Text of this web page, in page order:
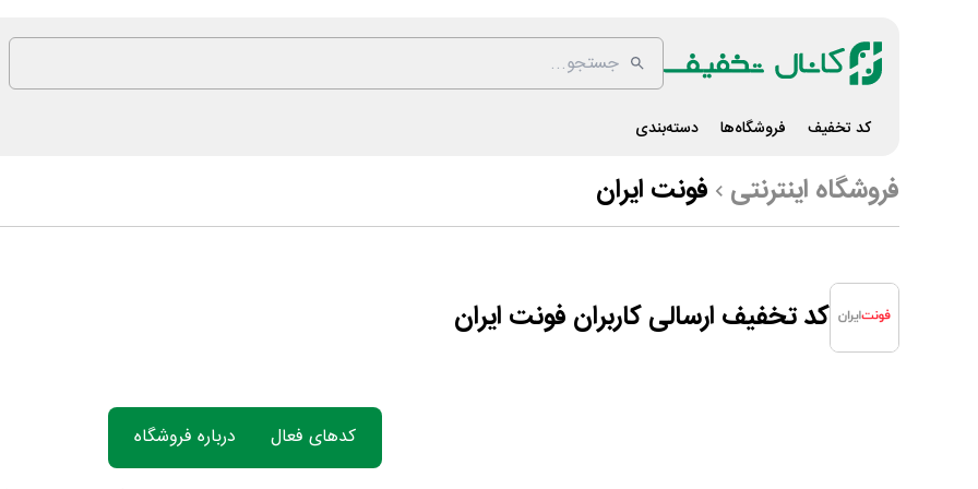
کد تخفیف فروشگاه‌ها دسته‌بندی
فروشگاه اینترنتی فونت ایران
کد تخفیف ارسالی کاربران فونت ایران
کدهای فعال درباره فروشگاه